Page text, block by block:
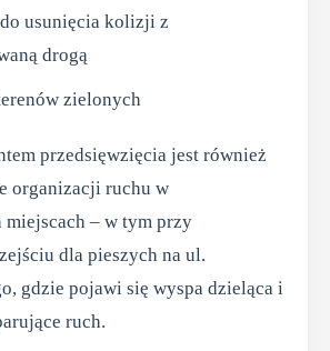
usunięcia kolizji z
drogą
zielonych
przedsięwzięcia jest również
organizacji ruchu w
– w tym przy
dla pieszych na ul.
gdzie pojawi się wyspa dzieląca i
ruch.